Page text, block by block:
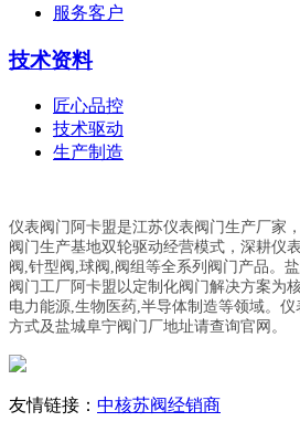
服务客户
技术资料
匠心品控
技术驱动
生产制造
仪表阀门阿卡盟是江苏仪表阀门生产厂家
阀门生产基地双轮驱动经营模式，深耕仪
阀,针型阀,球阀,阀组等全系列阀门产品。
阀门工厂阿卡盟以定制化阀门解决方案为
电力能源,生物医药,半导体制造等领域。
方式及盐城阜宁阀门厂地址请查询官网。
友情链接： 中核苏阀经销商